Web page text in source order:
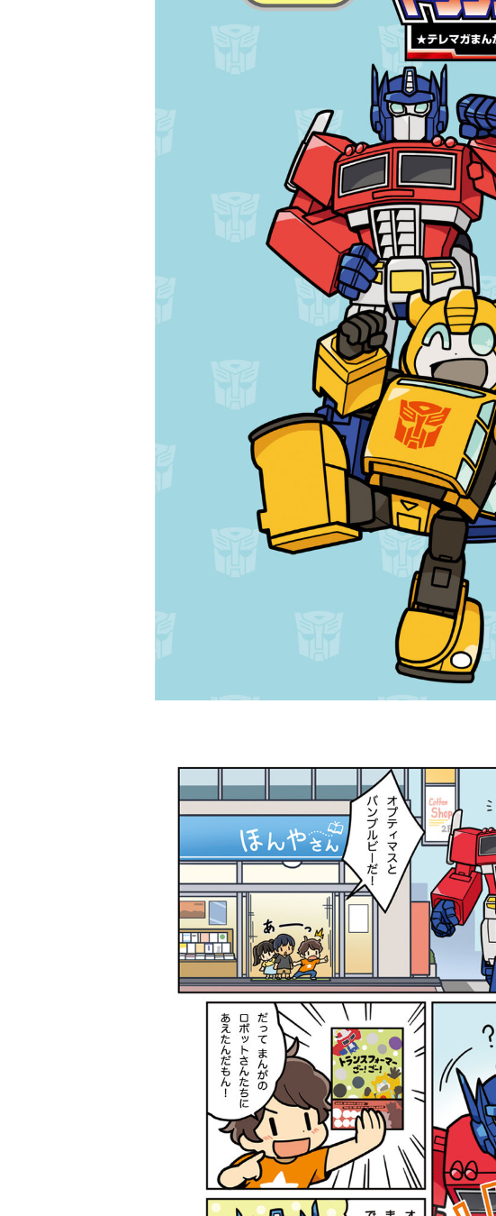
ティガ世代必
見！【30周年記
念】「カラータ
イマー」で遊べ
る『ウルトラマ
ンティガとあそ
ぼう！』2026年
７月９日発売
【全ウルトラマ
ン記録大鑑発売
記念】森次晃嗣
氏直筆サイン入
りブロマイドプ
レゼントキャン
ペーン開催！
クリアボディの
スタースクリー
ム付き！ 『ト
ランスフォーマ
ー
FANBOOK2026
』2026年７月31
日発売！